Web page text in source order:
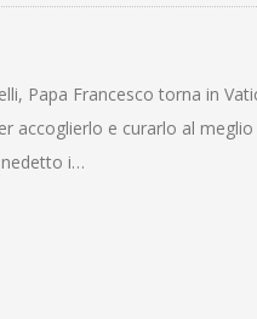
Papa Francesco torna in
accoglierlo e curarlo al
i…